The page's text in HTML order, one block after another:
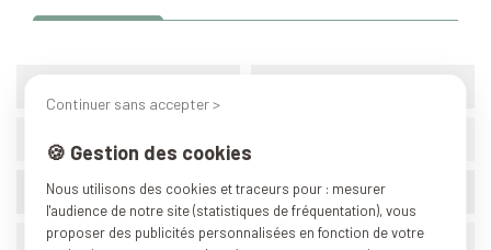
Référence
BPA 0%
Origine Corée du sud
Continuer sans accepter >
🍪 Gestion des cookies
Nous utilisons des cookies et traceurs pour : mesurer
l'audience de notre site (statistiques de fréquentation), vous
proposer des publicités personnalisées en fonction de votre